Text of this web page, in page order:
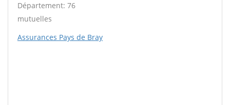
Département: 76
mutuelles
Assurances Pays de Bray